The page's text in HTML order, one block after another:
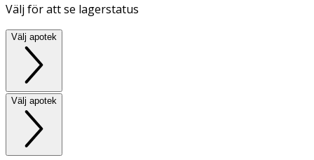
Välj för att se lagerstatus
Välj apotek
Välj apotek